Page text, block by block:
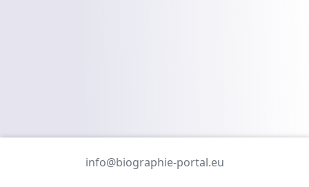
info@biographie-portal.eu